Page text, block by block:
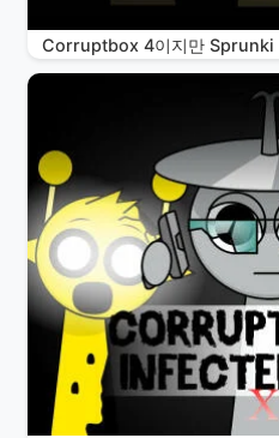
Corruptbox 4이지만 Sprunki